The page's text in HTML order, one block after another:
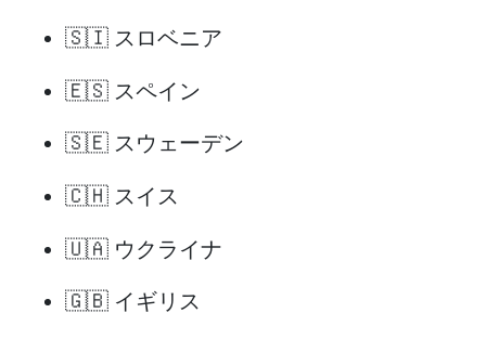
🇸🇮 スロベニア
🇪🇸 スペイン
🇸🇪 スウェーデン
🇨🇭 スイス
🇺🇦 ウクライナ
🇬🇧 イギリス